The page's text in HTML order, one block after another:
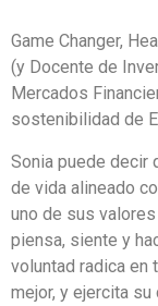
Game Changer,
(y Docente de
Mercados
sostenibilidad de
Sonia puede decir
de vida alineado
uno de sus
piensa, siente y
voluntad radica en
mejor, y ejercita